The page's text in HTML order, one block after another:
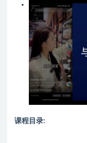
课程目录: